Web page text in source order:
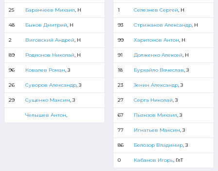
25 Баранчеев Михаил , Н
48 Быков Дмитрий , Н
2 Виговский Андрей , Н
89 Родионов Николай , Н
96 Ковалев Роман , З
26 Суворов Александр, З
29 Сущенко Максим , З
Челышев Антон
1 Селезнев Сергей , Н
93 Стрижаков Александр, Н
99 Харитонов Антон , Н
91 Долженко Алексей , Н
18 Бурхайло Вячеслав , З
23 Зенин Александр, З
27 Серга Николай , З
67 Пьянзов Михаил , З
77 Игнатьев Максим , З
86 Белозор Владимир, З
0 Кабанов Игорь, ГлТ